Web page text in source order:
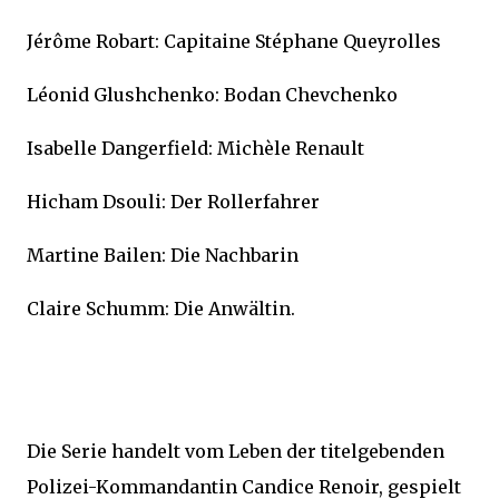
Jérôme Robart: Capitaine Stéphane Queyrolles
Léonid Glushchenko: Bodan Chevchenko
Isabelle Dangerfield: Michèle Renault
Hicham Dsouli: Der Rollerfahrer
Martine Bailen: Die Nachbarin
Claire Schumm: Die Anwältin.
Die Serie handelt vom Leben der titelgebenden
Polizei-Kommandantin Candice Renoir, gespielt